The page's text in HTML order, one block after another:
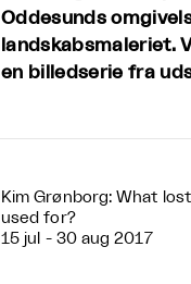
Oddesunds
landskabsmaleriet.
en billedserie fra
Kim Grønborg: What
used for?
15 jul - 30 aug 2017